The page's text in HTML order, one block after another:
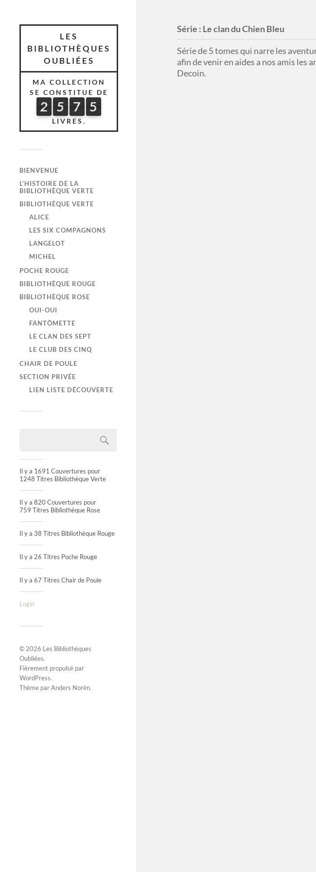
LES
BIBLIOTHÈQUES
OUBLIÉES
MA COLLECTION
SE CONSTITUE DE
2
5
2 5
3
5 7
8
7 5
5
LIVRES.
BIENVENUE
L’HISTOIRE DE LA
BIBLIOTHÈQUE VERTE
BIBLIOTHÈQUE VERTE
ALICE
LES SIX COMPAGNONS
LANGELOT
MICHEL
POCHE ROUGE
BIBLIOTHÈQUE ROUGE
BIBLIOTHÈQUE ROSE
OUI-OUI
FANTÔMETTE
LE CLAN DES SEPT
LE CLUB DES CINQ
CHAIR DE POULE
SECTION PRIVÉE
LIEN LISTE DÉCOUVERTE
Il y a 1691 Couvertures pour
1248 Titres Bibliothèque Verte
Il y a 820 Couvertures pour
759 Titres Bibliothèque Rose
Il y a 38 Titres Bibliothèque Rouge
Il y a 26 Titres Poche Rouge
Il y a 67 Titres Chair de Poule
Login
© 2026 Les Bibliothèques
Oubliées.
Fièrement propulsé par
WordPress.
Thème parAnders Norén.
Série : Le clan du Chien Bleu
Série de 5 tomes qui narre les
afin de venir en aides a nos amis
Decoin.